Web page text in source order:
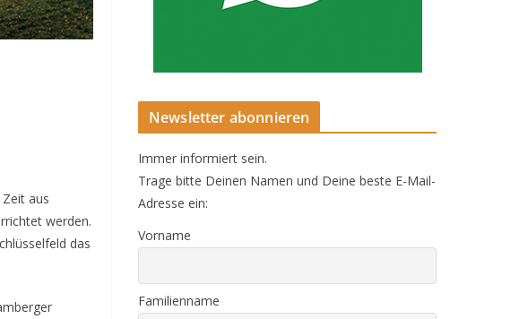
aus
werden.
das
Newsletter abonnieren
Immer informiert sein.
Trage bitte Deinen Namen und Deine beste E-Mail-
Adresse ein:
Vorname
Familienname